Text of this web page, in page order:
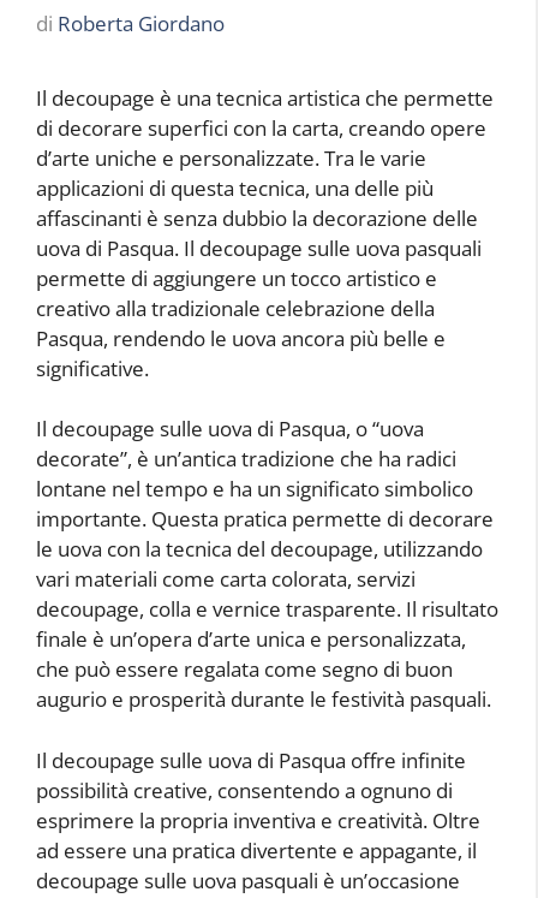
di Roberta Giordano
Il decoupage è una tecnica artistica che permette
di decorare superfici con la carta, creando opere
d’arte uniche e personalizzate. Tra le varie
applicazioni di questa tecnica, una delle più
affascinanti è senza dubbio la decorazione delle
uova di Pasqua. Il decoupage sulle uova pasquali
permette di aggiungere un tocco artistico e
creativo alla tradizionale celebrazione della
Pasqua, rendendo le uova ancora più belle e
significative.
Il decoupage sulle uova di Pasqua, o “uova
decorate”, è un’antica tradizione che ha radici
lontane nel tempo e ha un significato simbolico
importante. Questa pratica permette di decorare
le uova con la tecnica del decoupage, utilizzando
vari materiali come carta colorata, servizi
decoupage, colla e vernice trasparente. Il risultato
finale è un’opera d’arte unica e personalizzata,
che può essere regalata come segno di buon
augurio e prosperità durante le festività pasquali.
Il decoupage sulle uova di Pasqua offre infinite
possibilità creative, consentendo a ognuno di
esprimere la propria inventiva e creatività. Oltre
ad essere una pratica divertente e appagante, il
decoupage sulle uova pasquali è un’occasione